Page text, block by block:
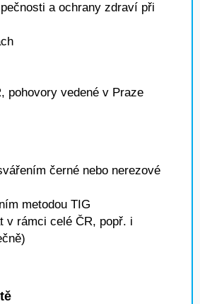
a ochrany zdraví při
pohovory vedené v Praze
černé nebo nerezové
metodou TIG
v rámci celé ČR, popř. i